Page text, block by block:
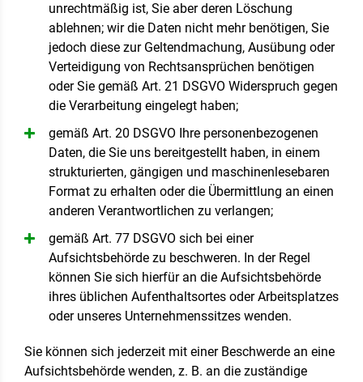
unrechtmäßig ist, Sie aber deren Löschung
ablehnen; wir die Daten nicht mehr benötigen, Sie
jedoch diese zur Geltendmachung, Ausübung oder
Verteidigung von Rechtsansprüchen benötigen
oder Sie gemäß Art. 21 DSGVO Widerspruch gegen
die Verarbeitung eingelegt haben;
gemäß Art. 20 DSGVO Ihre personenbezogenen
Daten, die Sie uns bereitgestellt haben, in einem
strukturierten, gängigen und maschinenlesebaren
Format zu erhalten oder die Übermittlung an einen
anderen Verantwortlichen zu verlangen;
gemäß Art. 77 DSGVO sich bei einer
Aufsichtsbehörde zu beschweren. In der Regel
können Sie sich hierfür an die Aufsichtsbehörde
ihres üblichen Aufenthaltsortes oder Arbeitsplatzes
oder unseres Unternehmenssitzes wenden.
Sie können sich jederzeit mit einer Beschwerde an eine
Aufsichtsbehörde wenden, z. B. an die zuständige